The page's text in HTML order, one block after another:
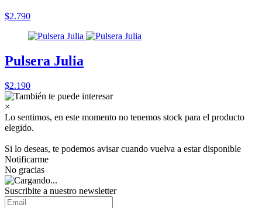
$2.790
Pulsera Julia
$2.190
×
Lo sentimos, en este momento no tenemos stock para el producto
elegido.
Si lo deseas, te podemos avisar cuando vuelva a estar disponible
Notificarme
No gracias
Suscribite a nuestro newsletter